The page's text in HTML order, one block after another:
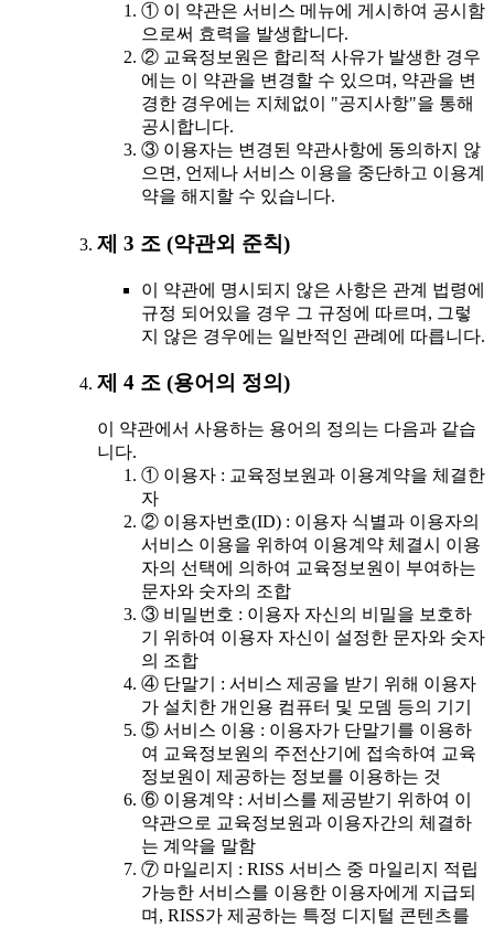
① 이 약관은 서비스 메뉴에 게시하여 공시함
으로써 효력을 발생합니다.
② 교육정보원은 합리적 사유가 발생한 경우
에는 이 약관을 변경할 수 있으며, 약관을 변
경한 경우에는 지체없이 "공지사항"을 통해
공시합니다.
③ 이용자는 변경된 약관사항에 동의하지 않
으면, 언제나 서비스 이용을 중단하고 이용계
약을 해지할 수 있습니다.
제 3 조 (약관외 준칙)
이 약관에 명시되지 않은 사항은 관계 법령에
규정 되어있을 경우 그 규정에 따르며, 그렇
지 않은 경우에는 일반적인 관례에 따릅니다.
제 4 조 (용어의 정의)
이 약관에서 사용하는 용어의 정의는 다음과 같습
니다.
① 이용자 : 교육정보원과 이용계약을 체결한
자
② 이용자번호(ID) : 이용자 식별과 이용자의
서비스 이용을 위하여 이용계약 체결시 이용
자의 선택에 의하여 교육정보원이 부여하는
문자와 숫자의 조합
③ 비밀번호 : 이용자 자신의 비밀을 보호하
기 위하여 이용자 자신이 설정한 문자와 숫자
의 조합
④ 단말기 : 서비스 제공을 받기 위해 이용자
가 설치한 개인용 컴퓨터 및 모뎀 등의 기기
⑤ 서비스 이용 : 이용자가 단말기를 이용하
여 교육정보원의 주전산기에 접속하여 교육
정보원이 제공하는 정보를 이용하는 것
⑥ 이용계약 : 서비스를 제공받기 위하여 이
약관으로 교육정보원과 이용자간의 체결하
는 계약을 말함
⑦ 마일리지 : RISS 서비스 중 마일리지 적립
가능한 서비스를 이용한 이용자에게 지급되
며, RISS가 제공하는 특정 디지털 콘텐츠를